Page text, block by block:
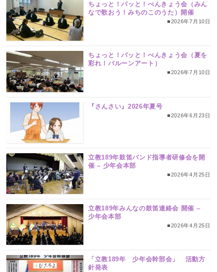
ちょっと！パッと！べんきょう会（みん
なで歌おう！みちのこのうた）開催
■2026年7月10日
ちょっと！パッと！べんきょう会（夏を
彩れ！バルーンアート）
■2026年7月10日
『さんさい』2026年夏号
■2026年6月23日
立教189年鼓笛バンド指導者研修会を開
催 – 少年会本部
■2026年4月25日
立教189年みんなの鼓笛連絡会 開催 –
少年会本部
■2026年4月25日
「立教189年 少年会幹部会」 活動方
針発表